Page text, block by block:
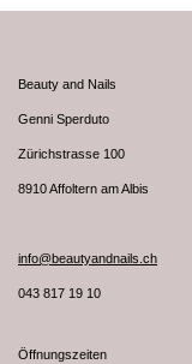
Beauty and Nails
Genni Sperduto
Zürichstrasse 100
8910 Affoltern am Albis
info@beautyandnails.ch
043 817 19 10
Öffnungszeiten